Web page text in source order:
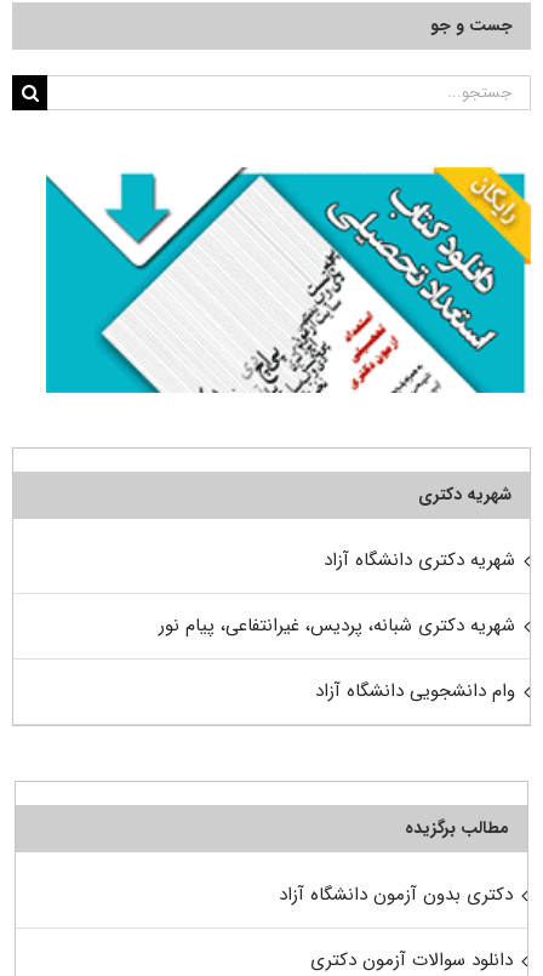
جست و جو
جستجو
شهریه دکتری
شهریه دکتری دانشگاه آزاد
شهریه دکتری شبانه، پردیس، غیرانتفاعی، پیام نور
وام دانشجویی دانشگاه آزاد
مطالب برگزیده
دکتری بدون آزمون دانشگاه آزاد
دانلود سوالات آزمون دکتری